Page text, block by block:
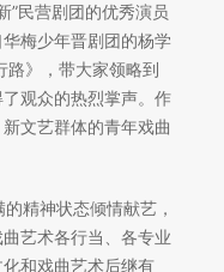
”民营剧团的优秀演员
梅少年晋剧团的杨学
路》，带大家领略到
观众的热烈掌声。作
文艺群体的青年戏曲
精神状态倾情献艺，
艺术各行当、各专业
和戏曲艺术后继有